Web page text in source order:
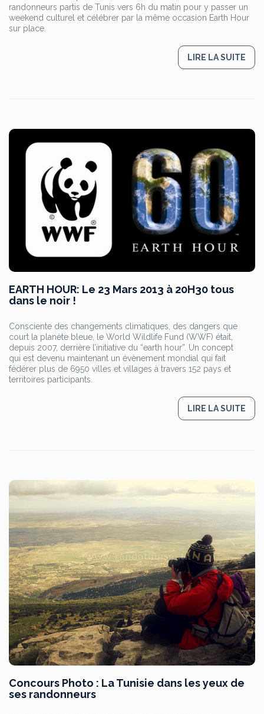
randonneurs partis de Tunis vers 6h du matin pour y passer un
weekend culturel et célébrer par la même occasion Earth Hour
sur place.
LIRE LA SUITE
EARTH HOUR: Le 23 Mars 2013 à 20H30 tous
dans le noir !
Consciente des changements climatiques, des dangers que
court la planète bleue, le World Wildlife Fund (WWF) était,
depuis 2007, derrière l’initiative du “earth hour”. Un concept
qui est devenu maintenant un évènement mondial qui fait
fédérer plus de 6950 villes et villages à travers 152 pays et
territoires participants.
LIRE LA SUITE
Concours Photo : La Tunisie dans les yeux de
ses randonneurs